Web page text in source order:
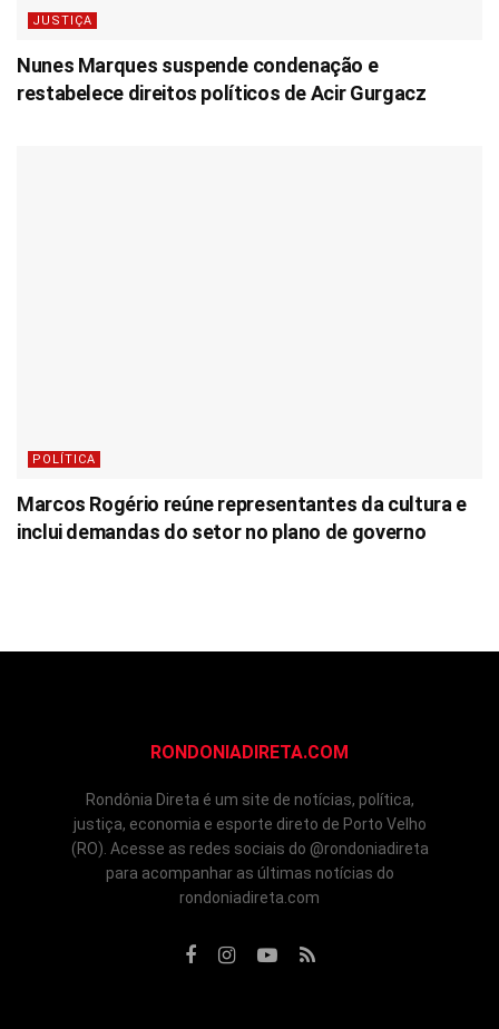
JUSTIÇA
Nunes Marques suspende condenação e
restabelece direitos políticos de Acir Gurgacz
POLÍTICA
Marcos Rogério reúne representantes da cultura e
inclui demandas do setor no plano de governo
RONDONIADIRETA.COM
Rondônia Direta é um site de notícias, política,
justiça, economia e esporte direto de Porto Velho
(RO). Acesse as redes sociais do @rondoniadireta
para acompanhar as últimas notícias do
rondoniadireta.com